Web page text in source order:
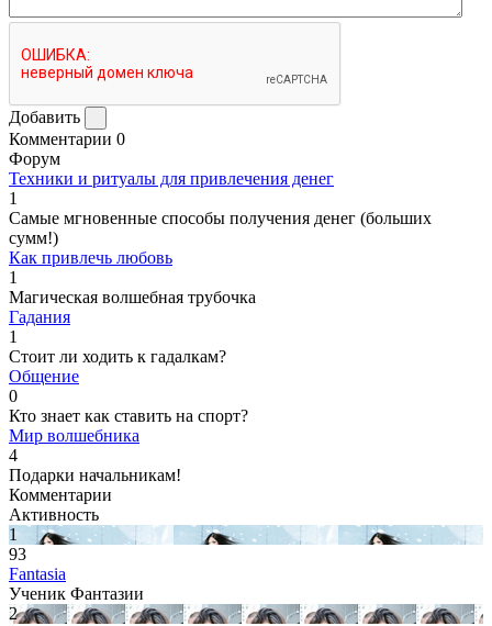
Добавить
Комментарии 0
Форум
Техники и ритуалы для привлечения денег
1
Самые мгновенные способы получения денег (больших
сумм!)
Как привлечь любовь
1
Магическая волшебная трубочка
Гадания
1
Стоит ли ходить к гадалкам?
Общение
0
Кто знает как ставить на спорт?
Мир волшебника
4
Подарки начальникам!
Комментарии
Активность
1
93
Fantasia
Ученик Фантазии
2